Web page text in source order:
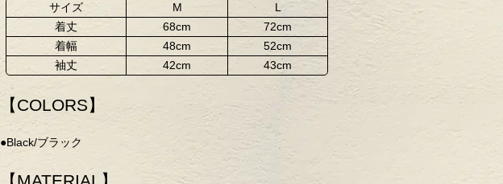
サイズ M
L
着丈
68cm
72cm
着幅
48cm
52cm
袖丈
42cm 43cm
【COLORS】
●Black/ブラック